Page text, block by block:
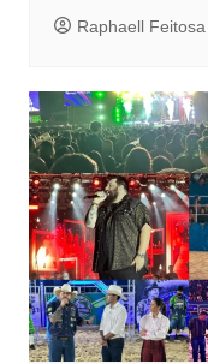
Raphaell Feitosa